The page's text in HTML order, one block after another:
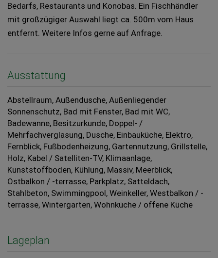
Bedarfs, Restaurants und Konobas. Ein Fischhändler
mit großzügiger Auswahl liegt ca. 500m vom Haus
entfernt. Weitere Infos gerne auf Anfrage.
Ausstattung
Abstellraum Außendusche Außenliegender
Sonnenschutz Bad mit Fenster Bad mit WC
Badewanne Besitzurkunde Doppel- /
Mehrfachverglasung Dusche Einbauküche Elektro
Fernblick Fußbodenheizung Gartennutzung Grillstelle
Holz Kabel / Satelliten-TV Klimaanlage
Kunststoffboden Kühlung Massiv Meerblick
Ostbalkon / -terrasse Parkplatz Satteldach
Stahlbeton Swimmingpool Weinkeller Westbalkon / -
terrasse Wintergarten Wohnküche / offene Küche
Lageplan